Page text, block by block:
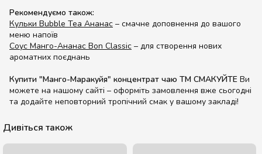
Рекомендуємо також:
Кульки Bubble Tea Ананас – смачне доповнення до вашого
меню напоїв
Соус Манго-Ананас Bon Classic – для створення нових
ароматних поєднань
Купити "Манго-Маракуйя" концентрат чаю ТМ СМАКУЙТЕ Ви
можете на нашому сайті – оформіть замовлення вже сьогодні
та додайте неповторний тропічний смак у вашому закладі!
Дивіться також